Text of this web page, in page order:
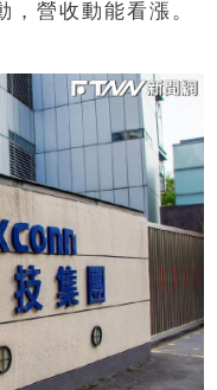
營收動能看漲。